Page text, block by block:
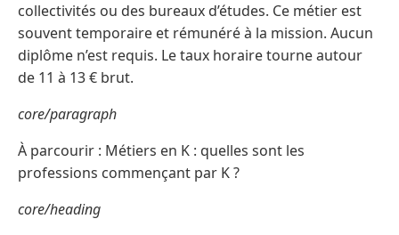
collectivités ou des bureaux d’études. Ce métier est
souvent temporaire et rémunéré à la mission. Aucun
diplôme n’est requis. Le taux horaire tourne autour
de 11 à 13 € brut.
core/paragraph
À parcourir : Métiers en K : quelles sont les
professions commençant par K ?
core/heading